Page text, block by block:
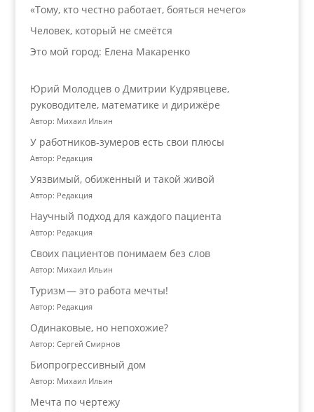
«Тому, кто честно работает, бояться нечего»
Человек, который не смеётся
Это мой город: Елена Макаренко
Юрий Молодцев о Дмитрии Кудрявцеве,
руководителе, математике и дирижёре
Автор: Михаил Ильин
У работников‑зумеров есть свои плюсы
Автор: Редакция
Уязвимый, обиженный и такой живой
Автор: Редакция
Научный подход для каждого пациента
Автор: Редакция
Своих пациентов понимаем без слов
Автор: Михаил Ильин
Туризм — это работа мечты!
Автор: Редакция
Одинаковые, но непохожие?
Автор: Сергей Смирнов
Биопрогрессивный дом
Автор: Михаил Ильин
Мечта по чертежу